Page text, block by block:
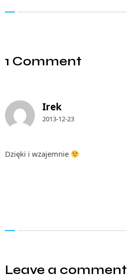
1 Comment
Irek
2013-12-23
Dzięki i wzajemnie
Leave a comment